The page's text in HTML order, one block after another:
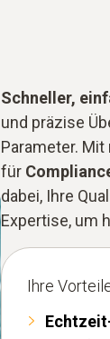
Schneller,
und präzise
Parameter.
für
dabei, Ihre
Expertise, um
Ihre